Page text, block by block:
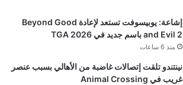
إشاعة: يوبيسوفت تستعد لإعادة Beyond Good
and Evil 2 باسم جديد في TGA 2026
منذ 6 ساعات
نينتندو تلقت إتصالات غاضبة من الأهالي بسبب عنصر
غريب في Animal Crossing